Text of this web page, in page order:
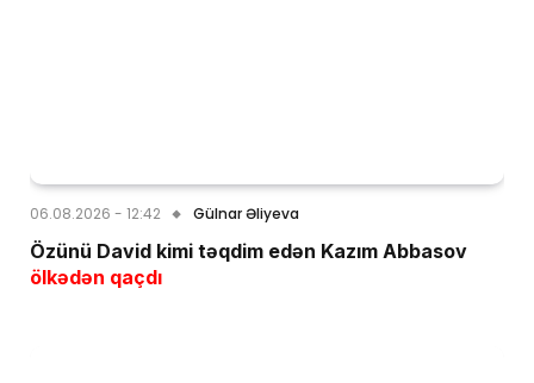
06.08.2026 - 12:42 Gülnar Əliyeva
Özünü David kimi təqdim edən Kazım Abbasov
ölkədən qaçdı